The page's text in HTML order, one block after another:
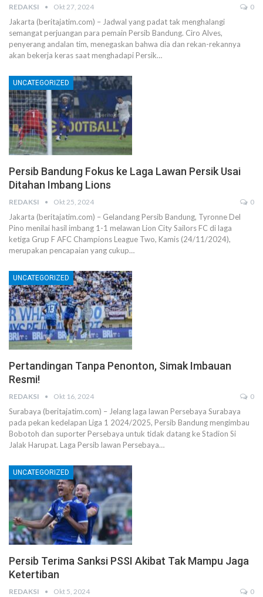
REDAKSI Okt 27, 2024 0
Jakarta (beritajatim.com) – Jadwal yang padat tak menghalangi
semangat perjuangan para pemain Persib Bandung. Ciro Alves,
penyerang andalan tim, menegaskan bahwa dia dan rekan-rekannya
akan bekerja keras saat menghadapi Persik…
UNCATEGORIZED
Persib Bandung Fokus ke Laga Lawan Persik Usai
Ditahan Imbang Lions
REDAKSI Okt 25, 2024 0
Jakarta (beritajatim.com) – Gelandang Persib Bandung, Tyronne Del
Pino menilai hasil imbang 1-1 melawan Lion City Sailors FC di laga
ketiga Grup F AFC Champions League Two, Kamis (24/11/2024),
merupakan pencapaian yang cukup…
UNCATEGORIZED
Pertandingan Tanpa Penonton, Simak Imbauan
Resmi!
REDAKSI Okt 16, 2024 0
Surabaya (beritajatim.com) – Jelang laga lawan Persebaya Surabaya
pada pekan kedelapan Liga 1 2024/2025, Persib Bandung mengimbau
Bobotoh dan suporter Persebaya untuk tidak datang ke Stadion Si
Jalak Harupat. Laga Persib lawan Persebaya…
UNCATEGORIZED
Persib Terima Sanksi PSSI Akibat Tak Mampu Jaga
Ketertiban
REDAKSI Okt 5, 2024 0